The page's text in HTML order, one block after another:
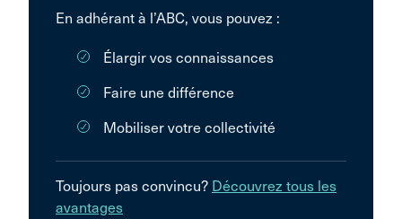
En adhérant à l’ABC, vous pouvez :
Élargir vos connaissances
Faire une différence
Mobiliser votre collectivité
Toujours pas convincu? Découvrez tous les
avantages